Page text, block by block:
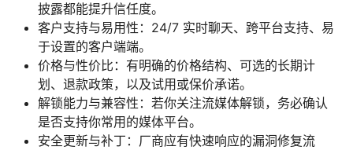
披露都能提升信任度。
客户支持与易用性：24/7 实时聊天、跨平台支持、易
于设置的客户端端。
价格与性价比：有明确的价格结构、可选的长期计
划、退款政策，以及试用或保价承诺。
解锁能力与兼容性：若你关注流媒体解锁，务必确认
是否支持你常用的媒体平台。
安全更新与补丁：厂商应有快速响应的漏洞修复流